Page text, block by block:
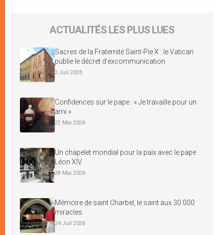
ACTUALITÉS LES PLUS LUES
Sacres de la Fraternité Saint-Pie X : le Vatican
publie le décret d’excommunication
2 Juil 2026
Confidences sur le pape : « Je travaille pour un
ami »
22 Mai 2026
Un chapelet mondial pour la paix avec le pape
Léon XIV
28 Mai 2026
Mémoire de saint Charbel, le saint aux 30 000
miracles
24 Juil 2026